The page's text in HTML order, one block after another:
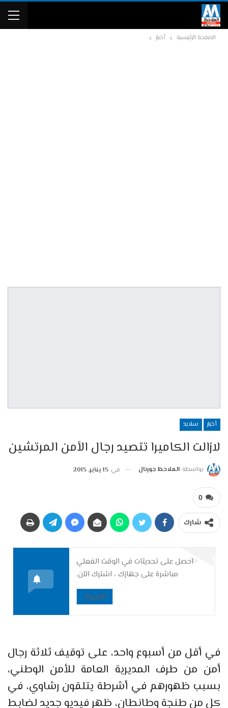
الصفحة الرئيسية أخبار
أخبار سلايد
لازالت الكاميرا تتصيد رجال الأمن المرتشين
بواسطة الملاحظ جورنال في 15 يناير, 2015
0
شارك
احصل على تحديثات في الوقت الفعلي
مباشرة على جهازك ، اشترك الآن.
الاشتراك
في أقل من أسبوع واحد، على توقيف ثلاثة رجال
أمن من طرف المديرية العامة للأمن الوطني،
بسبب ظهورهم في أشرطة يتلقون رشاوي، في
كل من طنجة وطانطان، ظهر فيديو جديد لضابط